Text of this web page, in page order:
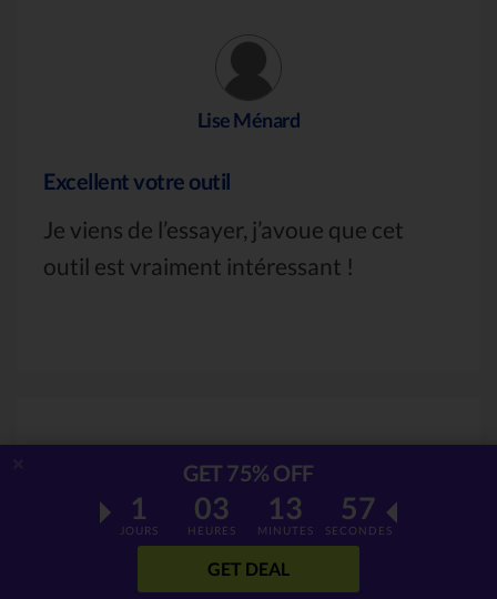
Lise Ménard
Excellent votre outil
Je viens de l’essayer, j’avoue que cet
outil est vraiment intéressant !
Emilie Lucy
GET 75% OFF
1
JOURS
03
HEURES
13
MINUTES
56
SECONDES
GET DEAL